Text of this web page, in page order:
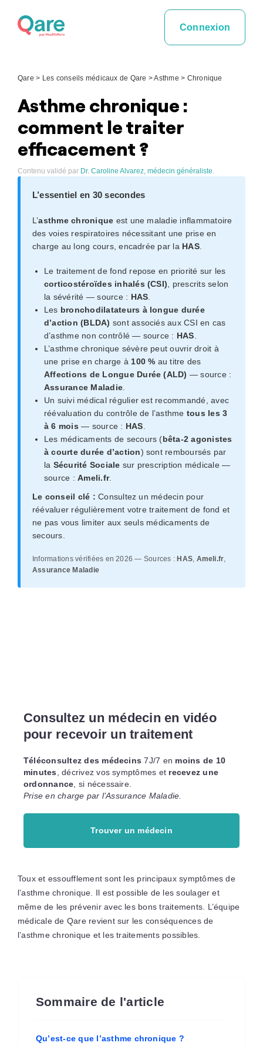
Connexion
Qare > Les conseils médicaux de Qare >Asthme > Chronique
Asthme chronique :
comment le traiter
efficacement ?
Contenu validé par Dr. Caroline Alvarez, médecin généraliste.
L’essentiel en 30 secondes
L’asthme chronique est une maladie inflammatoire
des voies respiratoires nécessitant une prise en
charge au long cours, encadrée par la HAS.
Le traitement de fond repose en priorité sur les
corticostéroïdes inhalés (CSI) , prescrits selon
la sévérité — source : HAS
Les bronchodilatateurs à longue durée
d’action (BLDA) sont associés aux CSI en cas
d’asthme non contrôlé — source : HAS
L’asthme chronique sévère peut ouvrir droit à
une prise en charge à 100 % au titre des
Affections de Longue Durée (ALD) — source :
Assurance Maladie
Un suivi médical régulier est recommandé, avec
réévaluation du contrôle de l’asthme tous les 3
à 6 mois — source : HAS
Les médicaments de secours (bêta-2 agonistes
à courte durée d’action) sont remboursés par
la Sécurité Sociale sur prescription médicale —
source :Ameli.fr.
Le conseil clé : Consultez un médecin pour
réévaluer régulièrement votre traitement de fond et
ne pas vous limiter aux seuls médicaments de
secours.
Informations vérifiées en 2026 — Sources : HAS, Ameli.fr,
Assurance Maladie
Consultez un médecin en vidéo
pour recevoir un traitement
Téléconsultez des médecins 7J/7 en moins de 10
minutes
, décrivez vos symptômes et recevez une
ordonnance , si nécessaire.
Prise en charge par l’Assurance Maladie.
Trouver un médecin
Toux et essoufflement sont les principaux symptômes de
l’asthme chronique. Il est possible de les soulager et
même de les prévenir avec les bons traitements. L’équipe
médicale de Qare revient sur les conséquences de
l’asthme chronique et les traitements possibles.
Sommaire de l'article
Qu’est-ce que l’asthme chronique ?